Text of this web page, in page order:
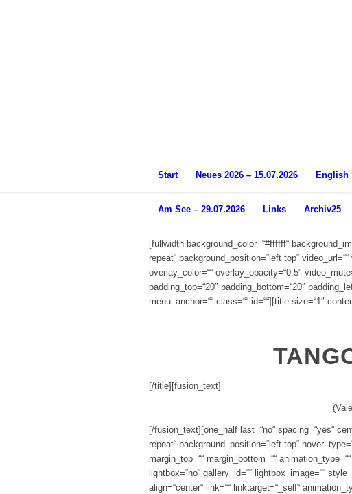
Start Neues 2026 – 15.07.2026 English
Am See – 29.07.2026 Links Archiv25
[fullwidth background_color=“#ffffff“
repeat“ background_position=“left top“
overlay_color=““ overlay_opacity=“0.5″
padding_top=“20″ padding_bottom=“20″
menu_anchor=““ class=““ id=““][title size=“1″
[/title][fusion_text]
[/fusion_text][one_half last=“no“ spacing=“yes“
repeat“ background_position=“left top“
margin_top=““ margin_bottom=““
lightbox=“no“ gallery_id=““ lightbox_image=““
align=“center“ link=““ linktarget=“_self“